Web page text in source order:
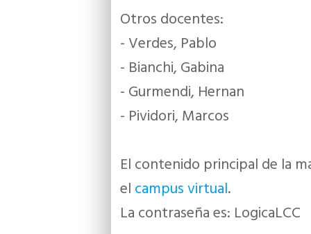
Otros docentes:
- Verdes, Pablo
- Bianchi, Gabina
- Gurmendi, Hernan
- Pividori, Marcos
El contenido principal de la
el campus virtual.
La contraseña es: LogicaLCC